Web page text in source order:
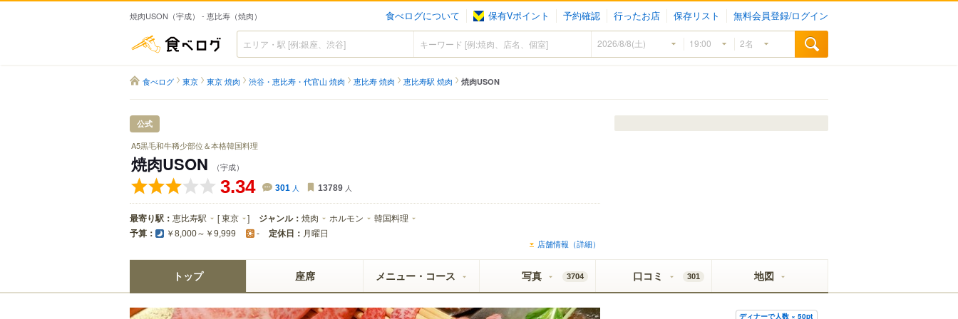
焼肉USON（宇成） - 恵比寿（焼肉） 食べログについて 保有Vポイント 予約確認 行ったお店 保存リスト 無料会員登録/ログイン
食べログ
食べログ 東京 東京 焼肉 渋谷・恵比寿・代官山 焼肉 恵比寿 焼肉 恵比寿駅 焼肉 焼肉USON
公式
A5黒毛和牛稀少部位＆本格韓国料理
焼肉USON （宇成）
3.34 301 人 13789 人
最寄り駅： 恵比寿駅 [東京 ] ジャンル： 焼肉 ホルモン 韓国料理
予算： ￥8,000～￥9,999 - 定休日： 月曜日
店舗情報（詳細）
トップ 座席 メニュー・コース 写真 3704 口コミ 301 地図
ディナーで人数 × 50pt